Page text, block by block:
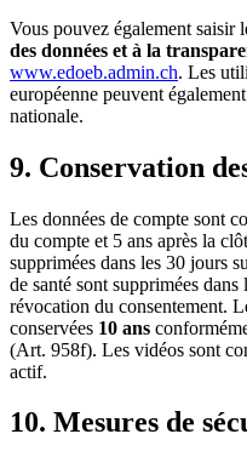
Vous pouvez également saisir
des données et à la
www.edoeb.admin.ch. Les
européenne peuvent
nationale.
9. Conservation
Les données de compte sont
du compte et 5 ans après la
supprimées dans les 30 jours
de santé sont supprimées
révocation du consentement.
conservées 10 ans
(Art. 958f). Les vidéos sont
actif.
10. Mesures de